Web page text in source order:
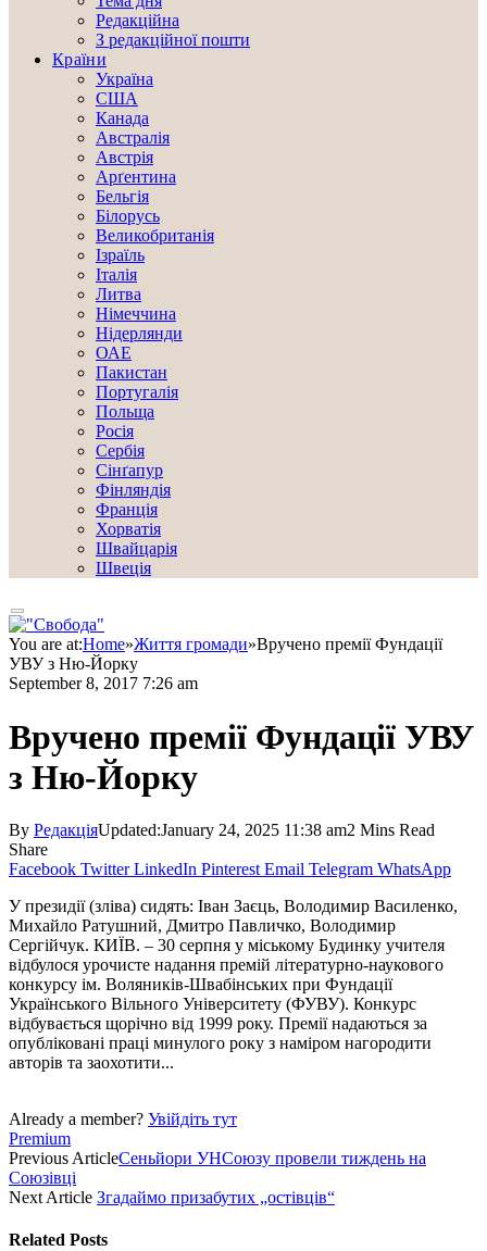
Редакційна
З редакційної пошти
Країни
Україна
США
Канада
Австралія
Австрія
Арґентина
Бельгія
Білорусь
Великобританія
Ізраїль
Італія
Литва
Німеччина
Нідерлянди
ОАЕ
Пакистан
Португалія
Польща
Росія
Сербія
Сінґапур
Фінляндія
Франція
Хорватія
Швайцарія
Швеція
You are at:Home»Життя громади»Вручено премії Фундації
УВУ з Ню-Йорку
September 8, 2017 7:26 am
Вручено премії Фундації УВУ
з Ню-Йорку
By РедакціяUpdated:January 24, 2025 11:38 am2 Mins Read
Share
Facebook Twitter LinkedIn Pinterest Email Telegram WhatsApp
У президії (зліва) сидять: Іван Заєць, Володимир Василенко,
Михайло Ратушний, Дмитро Павличко, Володимир
Сергійчук. КИЇВ. – 30 серпня у міському Будинку учителя
відбулося урочисте надання премій літературно-наукового
конкурсу ім. Воляників-Швабінських при Фундації
Українського Вільного Університету (ФУВУ). Конкурс
відбувається щорічно від 1999 року. Премії надаються за
опубліковані праці минулого року з наміром нагородити
авторів та заохотити...
Already a member? Увійдіть тут
Premium
Previous ArticleСеньйори УНСоюзу провели тиждень на
Союзівці
Next Article Згадаймо призабутих „остівців“
Related Posts